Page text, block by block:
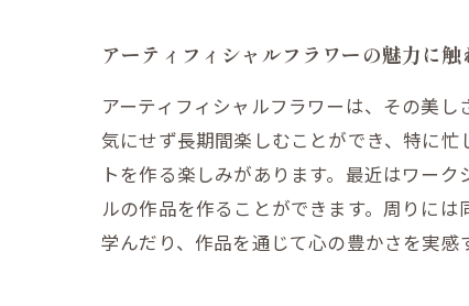
アーティフィシャルフラワーの魅力に触
アーティフィシャルフラワーは、その美
気にせず長期間楽しむことができ、特に
トを作る楽しみがあります。最近はワー
ルの作品を作ることができます。周りに
学んだり、作品を通じて心の豊かさを実